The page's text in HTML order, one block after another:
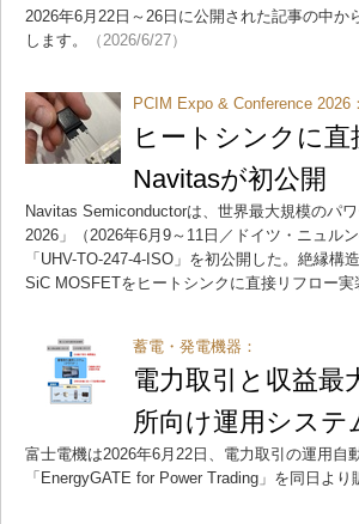
2026年6月22日～26日に公開された記事の中
します。
（2026/6/27）
PCIM Expo & Conference 2026：
ヒートシンクに
Navitasが初公開
Navitas Semiconductorは、世界最大規模のパ
2026」（2026年6月9～11日／ドイツ・ニュル
「UHV-TO-247-4-ISO」を初公開した。絶縁
SiC MOSFETをヒートシンクに直接リフロー実
蓄電・発電機器：
電力取引と収益
所向け運用システ
富士電機は2026年6月22日、電力取引の運用
「EnergyGATE for Power Trading」を同日よ